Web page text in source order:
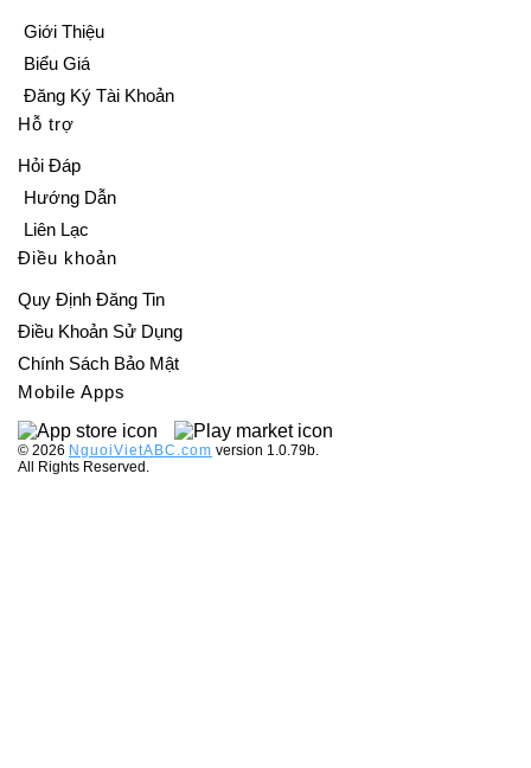
Giới Thiệu
Biểu Giá
Đăng Ký Tài Khoản
Hỗ trợ
Hỏi Đáp
Hướng Dẫn
Liên Lạc
Điều khoản
Quy Định Đăng Tin
Điều Khoản Sử Dụng
Chính Sách Bảo Mật
Mobile Apps
©️ 2026 NguoiVietABC.com version 1.0.79b.
All Rights Reserved.